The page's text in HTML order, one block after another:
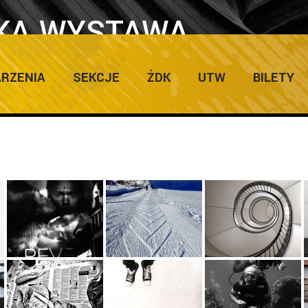
SEKCJE ŻDK UTW BILETY
WYSTAWA
ŻARY 2015
Home / #/